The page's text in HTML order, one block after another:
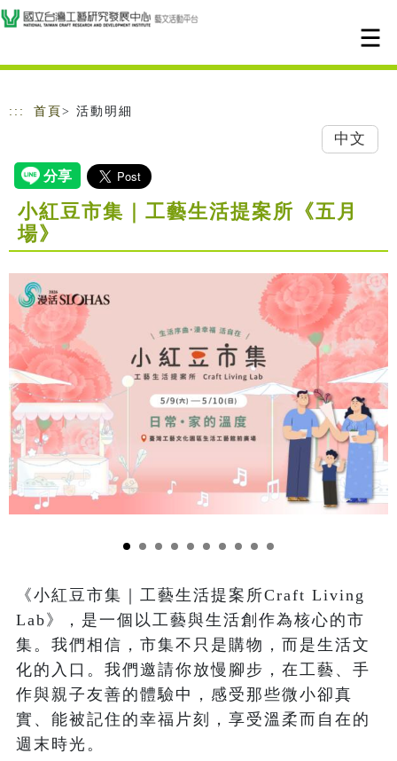
跳到主要內容
網站導覽
::: 首頁 > 活動明細
中文
小紅豆市集｜工藝生活提案所《五月
場》
《小紅豆市集｜工藝生活提案所Craft Living
Lab》，是一個以工藝與生活創作為核心的市
集。我們相信，市集不只是購物，而是生活文
化的入口。我們邀請你放慢腳步，在工藝、手
作與親子友善的體驗中，感受那些微小卻真
實、能被記住的幸福片刻，享受溫柔而自在的
週末時光。